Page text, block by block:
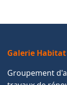
Galerie Habitat
Groupement